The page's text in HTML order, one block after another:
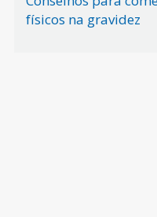
físicos na gravidez